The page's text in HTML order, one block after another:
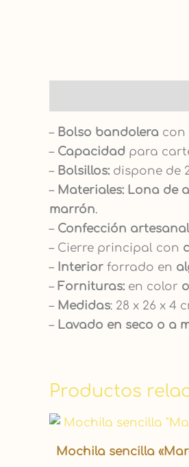
– Bolso bandolera con
– Capacidad para
– Bolsillos: dispone de
– Materiales: Lona de
marrón.
– Confección artesanal
– Cierre principal con
– Interior forrado en
– Fornituras: en color
– Medidas: 28 x 26 x 4
– Lavado en seco o a
Productos
Mochila sencilla